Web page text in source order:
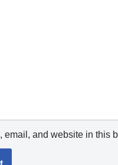
email, and website in this